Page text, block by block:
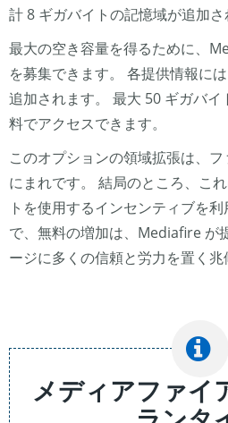
計 8 ギガバイトの記憶域が追加さ
最大の空き容量を得るために、
を募集できます。 各提供情報に
追加されます。 最大 50 ギガバ
料でアクセスできます。
このオプションの領域拡張は、
にまれです。 結局のところ、こ
トを使用するインセンティブを
で、無料の増加は、Mediafire が
ージに多くの信頼と労力を置く兆
メディアファイ